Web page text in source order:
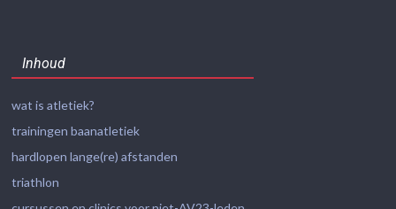
Inhoud
wat is atletiek?
trainingen baanatletiek
hardlopen lange(re) afstanden
triathlon